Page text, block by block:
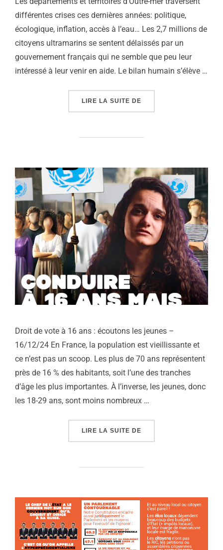
différentes crises ces dernières années: politique,
écologique, inflation, accès à l’eau… Les 2,7 millions de
citoyens ultramarins se sentent délaissés par un
gouvernement français qui ne semble que peu leur
intéressé à leur venir en aide. Le bilan humain s’élève …
LIRE LA SUITE DE
Droit de vote à 16 ans : écoutons les jeunes –
16/12/24 En France, la population est vieillissante et
ce n’est pas un scoop. Les plus de 70 ans représentent
près de 16 % des habitants, soit l’une des tranches
d’âge les plus importantes. À l’inverse, les jeunes, donc
les 18-29 ans, sont moins nombreux …
LIRE LA SUITE DE